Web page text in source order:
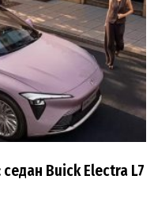
Buick Electra L7